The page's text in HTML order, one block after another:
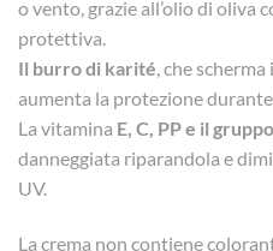
o vento, grazie all’olio di oliva
protettiva.
Il burro di karité, che
aumenta la protezione
La vitamina E, C, PP e il
danneggiata riparandola e
UV.
La crema non contiene